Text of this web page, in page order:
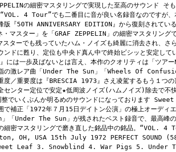
の細密マスタリングで実現した至高のサウンド そ
4 Tour”でも二番目に音が良い名録音なのですが、
版『50TH ANNIVERSARY EDITION』から復刻されてい
マスター」を「GRAF ZEPPELIN」の細密マスタリング
ターでも残っていたハム・ノイズも綺麗に消去され、さ
ンドに甦り、定位も中央ド真ん中で終始ビシッと安定して
には一歩及ばないとは言え、本作のクオリティは「ツア
指の激レア曲「Under The Sun」「Wheels Of
度／重要度は『BRESCIA 1973』さえ凌駕するもう１つの
センター定位で安定★低周波ノイズ(ハムノイズ)除去で不
整でいくぶんか明るめのサウンドになっております
で補正「1972年７月15日デイトン公演」の極上オーディ
Under The Sun」が残されたベスト録音で、最高峰
細密マスタリングで磨き直した銘品中の銘品。“VOL. 4
OH, USA 15th July 1972 PERFECT SOUND
Leaf 3. Snowblind 4. War Pigs 5. Under